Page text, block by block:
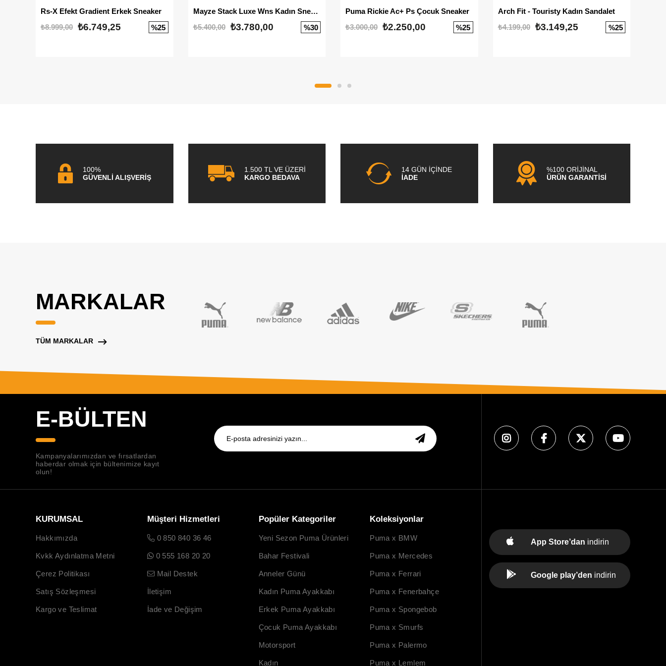
Rs-X Efekt Gradient Erkek Sneaker
₺8.999,00 ₺6.749,25 %25
Mayze Stack Luxe Wns Kadın Sneaker
₺5.400,00
₺3.780,00 %30
Puma Rickie Ac+ Ps Çocuk Sneaker
₺3.000,00 ₺2.250,00 %25
Arch Fit - Touristy Kadın Sandalet
₺4.199,00
₺3.149,25 %25
100%
GÜVENLİ ALIŞVERİŞ
1.500 TL VE ÜZERİ
KARGO BEDAVA
14 GÜN İÇİNDE
İADE
%100 ORİJİNAL
ÜRÜN GARANTİSİ
MARKALAR
TÜM MARKALAR
E-BÜLTEN
Kampanyalarımızdan ve fırsatlardan
haberdar olmak için bültenimize kayıt
olun!
KURUMSAL
Hakkımızda
Kvkk Aydınlatma Metni
Çerez Politikası
Satış Sözleşmesi
Kargo ve Teslimat
Müşteri Hizmetleri
0 850 840 36 46
0 555 168 20 20
Mail Destek
İletişim
İade ve Değişim
Popüler Kategoriler
Yeni Sezon Puma Ürünleri
Bahar Festivali
Anneler Günü
Kadın Puma Ayakkabı
Erkek Puma Ayakkabı
Çocuk Puma Ayakkabı
Motorsport
Kadın
Koleksiyonlar
Puma x BMW
Puma x Mercedes
Puma x Ferrari
Puma x Fenerbahçe
Puma x Spongebob
Puma x Smurfs
Puma x Palermo
Puma x Lemlem
App Store’dan indirin
Google play’den indirin